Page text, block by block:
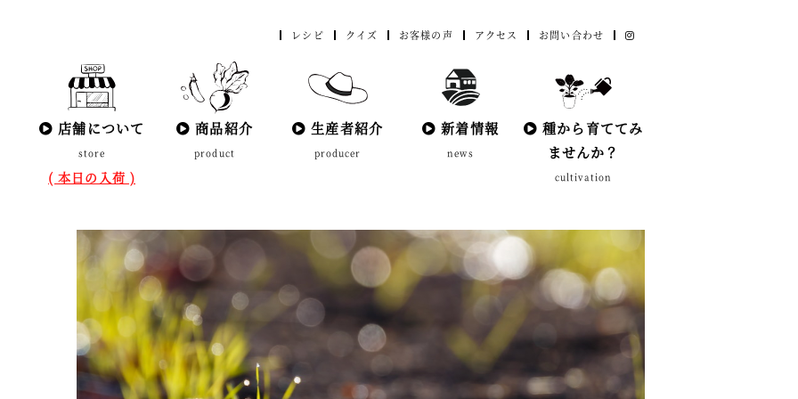
レシピ クイズ お客様の声 アクセス お問い合わせ
店舗について
store
( 本日の入荷 )
商品紹介
product
生産者紹介
producer
新着情報
news
種から育ててみ
ませんか？
cultivation